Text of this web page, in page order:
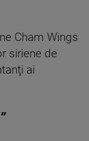
Cham Wings
siriene de
ai